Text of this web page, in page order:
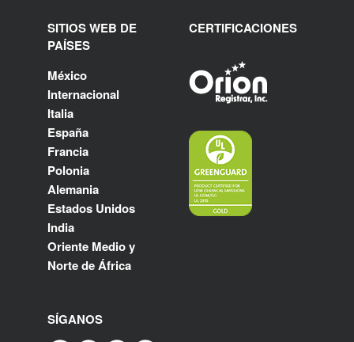
SITIOS WEB DE
PAÍSES
México
Internacional
Italia
España
Francia
Polonia
Alemania
Estados Unidos
India
Oriente Medio y
Norte de África
CERTIFICACIONES
SÍGANOS